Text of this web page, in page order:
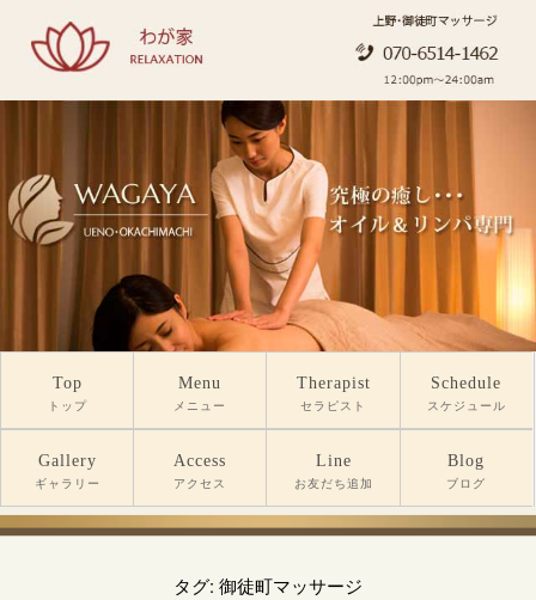
Top
トップ
Menu
メニュー
Therapist
セラピスト
Schedule
スケジュール
Gallery
ギャラリー
Access
アクセス
Line
お友だち追加
Blog
ブログ
タグ: 御徒町マッサージ